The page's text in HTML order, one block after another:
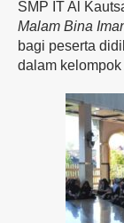
SMP ITAl
Malam Bina
bagi peserta
dalam kelompok